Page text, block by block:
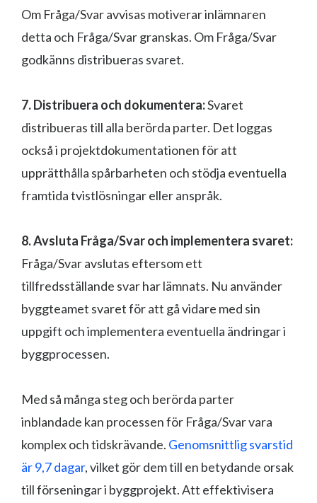
Om Fråga/Svar avvisas motiverar inlämnaren
detta och Fråga/Svar granskas. Om Fråga/Svar
godkänns distribueras svaret.
7. Distribuera och dokumentera:Svaret
distribueras till alla berörda parter. Det loggas
också i projektdokumentationen för att
upprätthålla spårbarheten och stödja eventuella
framtida tvistlösningar eller anspråk.
8. Avsluta Fråga/Svar och implementera svaret:
Fråga/Svar avslutas eftersom ett
tillfredsställande svar har lämnats. Nu använder
byggteamet svaret för att gå vidare med sin
uppgift och implementera eventuella ändringar i
byggprocessen.
Med så många steg och berörda parter
inblandade kan processen för Fråga/Svar vara
komplex och tidskrävande. Genomsnittlig svarstid
är 9,7 dagar, vilket gör dem till en betydande orsak
till förseningar i byggprojekt. Att effektivisera